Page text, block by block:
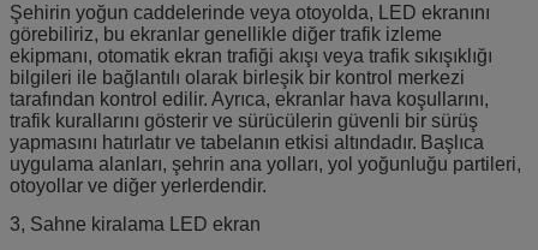
Şehirin yoğun caddelerinde veya otoyolda, LED ekranını
görebiliriz, bu ekranlar genellikle diğer trafik izleme
ekipmanı, otomatik ekran trafiği akışı veya trafik sıkışıklığı
bilgileri ile bağlantılı olarak birleşik bir kontrol merkezi
tarafından kontrol edilir. Ayrıca, ekranlar hava koşullarını,
trafik kurallarını gösterir ve sürücülerin güvenli bir sürüş
yapmasını hatırlatır ve tabelanın etkisi altındadır. Başlıca
uygulama alanları, şehrin ana yolları, yol yoğunluğu partileri,
otoyollar ve diğer yerlerdendir.
3, Sahne kiralama LED ekran